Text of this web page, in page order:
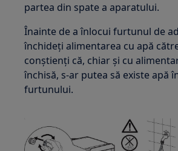
partea din spate a aparatului.
Înainte de a înlocui furtunul de
închideți alimentarea cu apă
conștienți că, chiar și cu
închisă, s-ar putea să existe apă
furtunului.